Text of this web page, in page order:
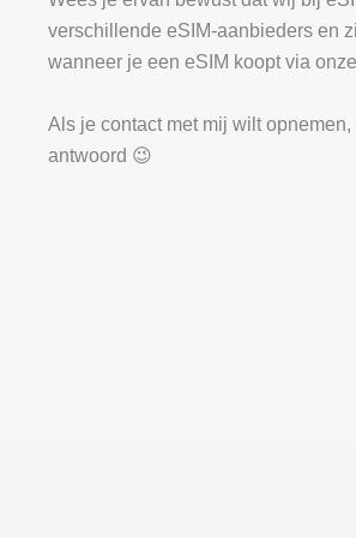
verschillende eSIM-aanbieders en
wanneer je een eSIM koopt via
Als je contact met mij wilt
antwoord 😉